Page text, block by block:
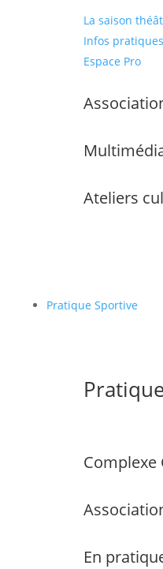
La saison
Infos pratiques
Espace Pro
Ateliers
Pratique Sportive
En